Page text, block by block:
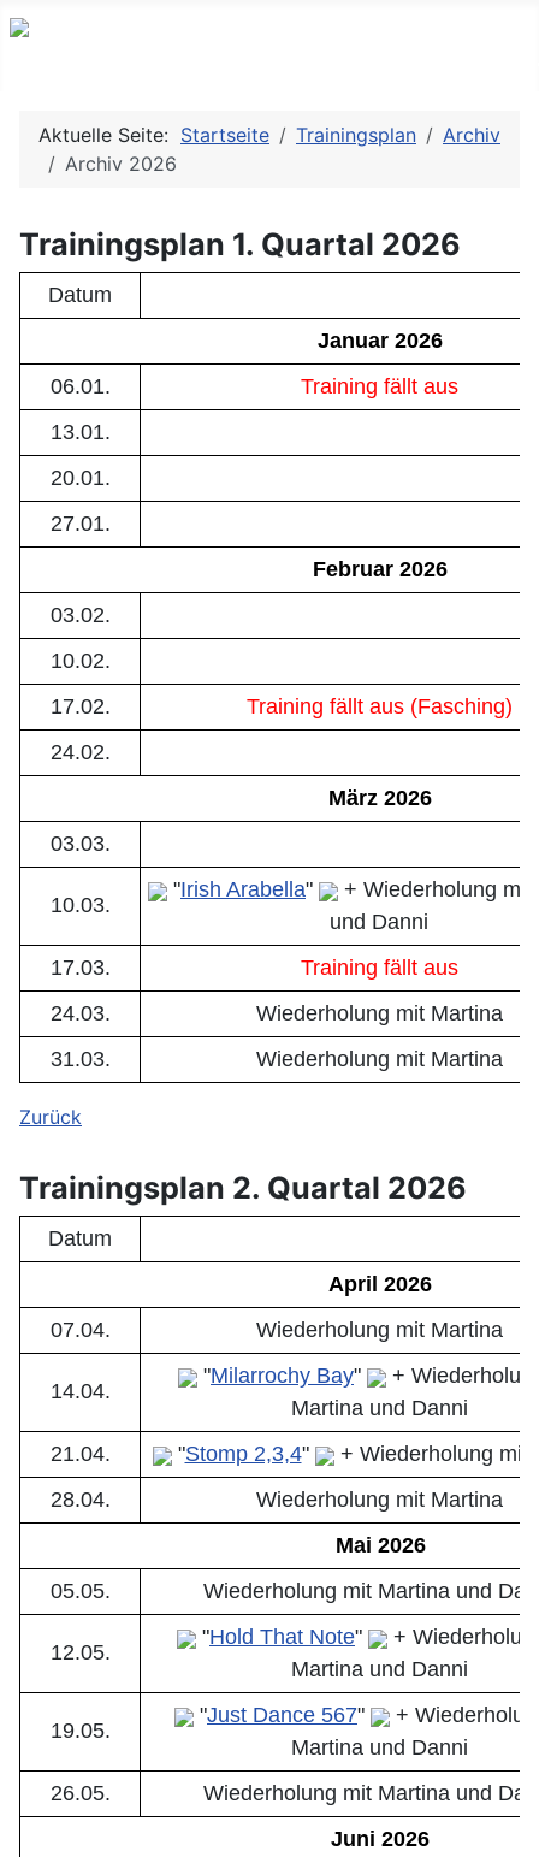
Aktuelle Seite: Startseite Trainingsplan
Archiv
Archiv 2026
Trainingsplan 1. Quartal 2026
Datum
Januar 2026
06.01.
Training fällt aus
13.01.
20.01.
27.01.
Februar 2026
03.02.
10.02.
17.02.
Training fällt aus (Fasching)
24.02.
März 2026
03.03.
10.03.
"Irish Arabella"
+ Wiederholung mit
und Danni
17.03.
Training fällt aus
24.03.
Wiederholung mit Martina
31.03.
Wiederholung mit Martina
Zurück
Trainingsplan 2. Quartal 2026
Datum
April 2026
07.04.
Wiederholung mit Martina
14.04.
"Milarrochy Bay"
+
Martina und Danni
21.04.
"Stomp 2,3,4" + Wiederholung mit
28.04.
Wiederholung mit Martina
Mai 2026
05.05.
Wiederholung mit Martina und
12.05.
"Hold That Note"
+
Martina und Danni
19.05.
"Just Dance 567"
+
Martina und Danni
26.05.
Wiederholung mit Martina und
Juni 2026